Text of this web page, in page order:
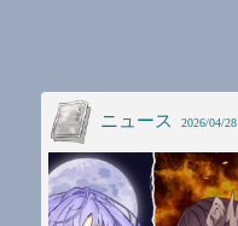
ニュース 2026/04/28